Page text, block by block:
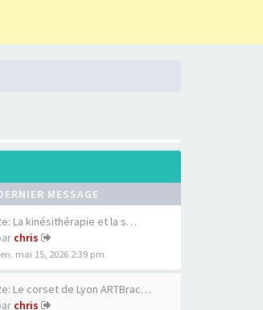
MESSAGE
La kinésithérapie et la s…
chris
mai 15, 2026 2:39 pm
Le corset de Lyon ARTBrac…
chris